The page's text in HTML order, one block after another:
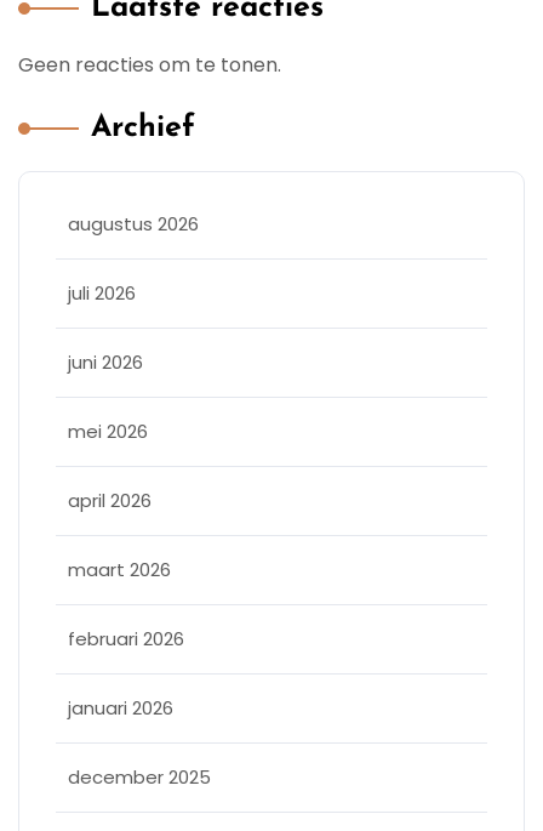
Laatste reacties
Geen reacties om te tonen.
Archief
augustus 2026
juli 2026
juni 2026
mei 2026
april 2026
maart 2026
februari 2026
januari 2026
december 2025